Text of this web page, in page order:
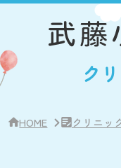
サ
ー・
ク
リ
ク
HOME クリニッ